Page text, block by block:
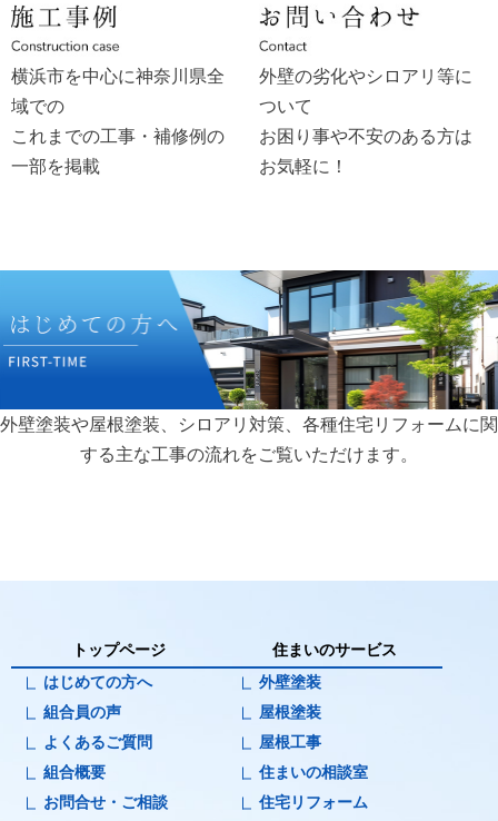
横浜市を中心に神奈川県全
域での
これまでの工事・補修例の
一部を掲載
外壁の劣化やシロアリ等に
ついて
お困り事や不安のある方は
お気軽に！
外壁塗装や屋根塗装、シロアリ対策、各種住宅リフォームに関
する主な工事の流れをご覧いただけます。
トップページ
はじめての方へ
組合員の声
よくあるご質問
組合概要
お問合せ・ご相談
住まいのサービス
外壁塗装
屋根塗装
屋根工事
住まいの相談室
住宅リフォーム